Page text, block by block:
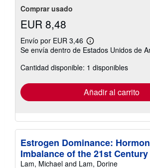
Comprar usado
EUR 8,48
Envío por EUR 3,46
Más
información
las
tarifas
envío
Se envía dentro de Estados Unidos de
Cantidad disponible: 1 disponibles
Añadir al carrito
Estrogen Dominance:
Imbalance of the 21st Century
Lam, Michael and Lam, Dorine